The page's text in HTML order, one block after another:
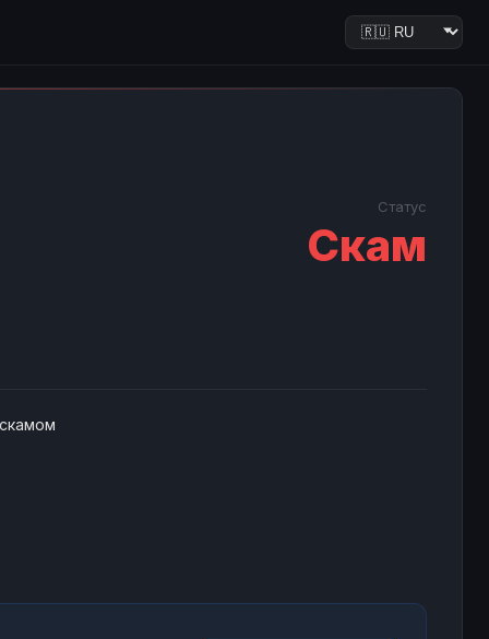
Статус
Скам